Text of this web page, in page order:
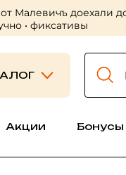
Малевичъ доехали
• фиксативы
Акции Бонусы